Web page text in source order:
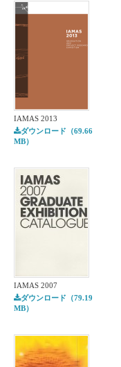
IAMAS 2013
ダウンロード（69.66
MB）
IAMAS 2007
ダウンロード（79.19
MB）